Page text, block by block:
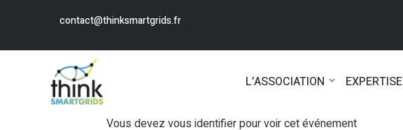
contact@thinksmartgrids.fr
L’ASSOCIATION EXPERTISE
Vous devez vous identifier pour voir cet événement